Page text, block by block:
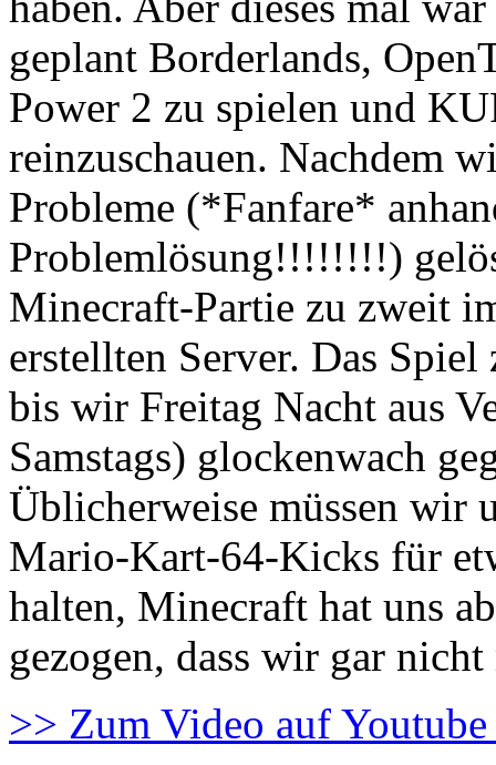
geplant Borderlands,
Power 2 zu spielen und
reinzuschauen. Nachdem
Probleme (*Fanfare*
Problemlösung!!!!!!!!)
Minecraft-Partie zu zweit
erstellten Server. Das
bis wir Freitag Nacht aus
Samstags) glockenwach
Üblicherweise müssen wir
Mario-Kart-64-Kicks für
halten, Minecraft hat uns
gezogen, dass wir gar
>> Zum Video auf